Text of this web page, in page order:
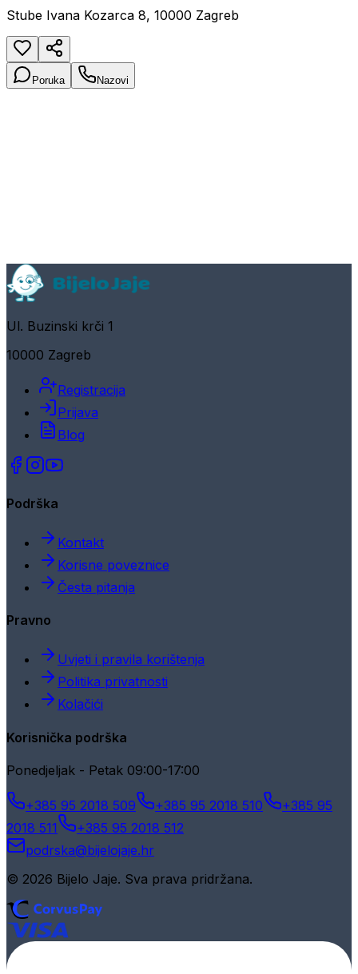
Stube Ivana Kozarca 8, 10000 Zagreb
Poruka Nazovi
Ul. Buzinski krči 1
10000 Zagreb
Registracija
Prijava
Blog
Podrška
Kontakt
Korisne poveznice
Česta pitanja
Pravno
Uvjeti i pravila korištenja
Politika privatnosti
Kolačići
Korisnička podrška
Ponedjeljak - Petak 09:00-17:00
+385 95 2018 509 +385 95 2018 510
+385 95
2018 511
+385 95 2018 512
podrska@bijelojaje.hr
© 2026 Bijelo Jaje. Sva prava pridržana.